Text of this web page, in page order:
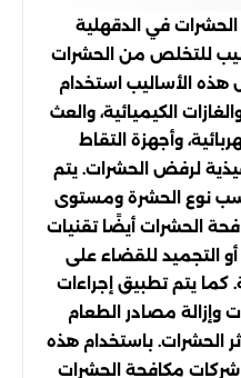
في الدقهلية
للتخلص من الحشرات
هذه الأساليب استخدام
الكيميائية، والعث
وأجهزة التقاط
لرفض الحشرات. يتم
نوع الحشرة ومستوى
الحشرات أيضًا تقنيات
أو التجميد للقضاء على
كما يتم تطبيق إجراءات
وإزالة مصادر الطعام
الحشرات. باستخدام هذه
شركات مكافحة الحشرات